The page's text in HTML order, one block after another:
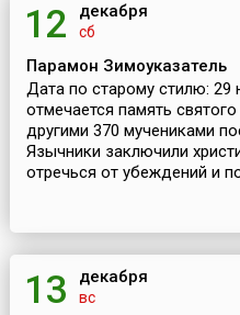
12 декабря
сб
Парамон Зимоуказатель
Дата по старому стилю: 29
отмечается память
другими 370 мучениками
Язычники заключили
отречься от убеждений и
13 декабря
вс